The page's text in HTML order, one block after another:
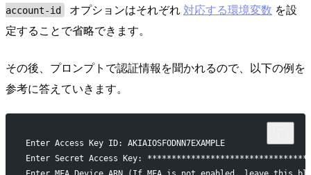
account-id
オプションはそれぞれ 対応する環境変数 を設
定することで省略できます。
その後、プロンプトで認証情報を聞かれるので、以下の例を
参考に答えていきます。
Enter Access Key ID: AKIAIOSFODNN7EXAMPLE
Enter Secret Access Key: